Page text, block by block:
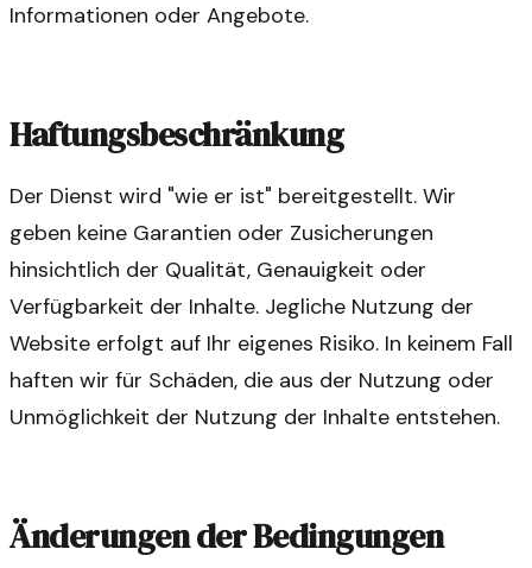
Informationen oder Angebote.
Haftungsbeschränkung
Der Dienst wird "wie er ist" bereitgestellt. Wir
geben keine Garantien oder Zusicherungen
hinsichtlich der Qualität, Genauigkeit oder
Verfügbarkeit der Inhalte. Jegliche Nutzung der
Website erfolgt auf Ihr eigenes Risiko. In keinem Fall
haften wir für Schäden, die aus der Nutzung oder
Unmöglichkeit der Nutzung der Inhalte entstehen.
Änderungen der Bedingungen